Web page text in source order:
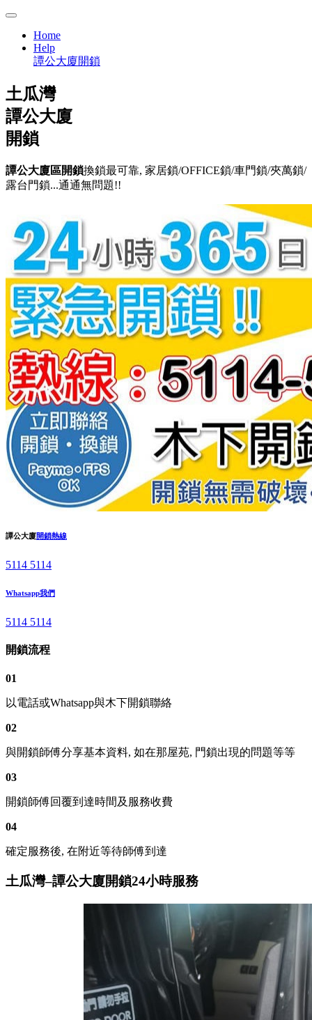
Home
Help
譚公大廈開鎖
土瓜灣
譚公大廈
開鎖
譚公大廈區開鎖換鎖最可靠, 家居鎖/OFFICE鎖/車門鎖/夾萬鎖/
露台門鎖...通通無問題!!
譚公大廈開鎖熱線
5114 5114
Whatsapp我們
5114 5114
開鎖流程
01
以電話或Whatsapp與木下開鎖聯絡
02
與開鎖師傅分享基本資料, 如在那屋苑, 門鎖出現的問題等等
03
開鎖師傅回覆到達時間及服務收費
04
確定服務後, 在附近等待師傅到達
土瓜灣–譚公大廈開鎖24小時服務